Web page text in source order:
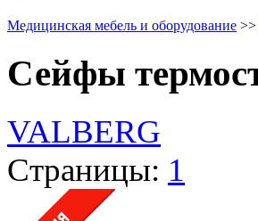
Медицинская мебель и оборудование >>
Сейфы
VALBERG
Страницы: 1